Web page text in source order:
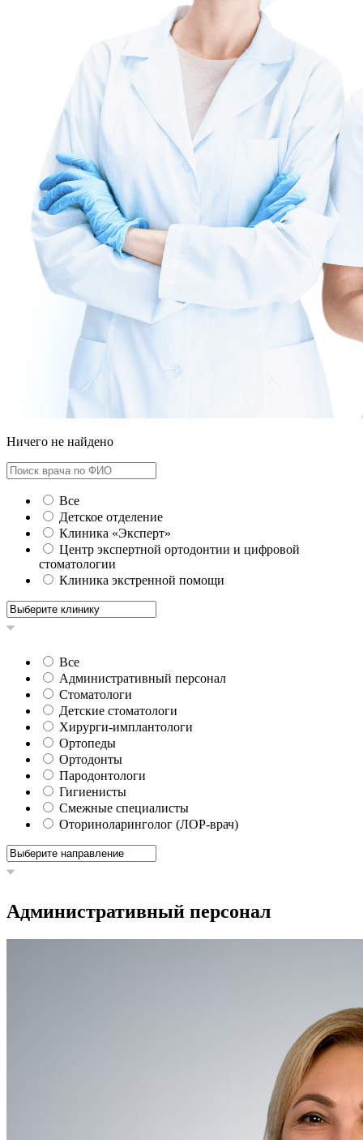
Ничего не найдено
Все
Детское отделение
Клиника «Эксперт»
Центр экспертной ортодонтии и цифровой
стоматологии
Клиника экстренной помощи
Все
Административный персонал
Стоматологи
Детские стоматологи
Хирурги-имплантологи
Ортопеды
Ортодонты
Пародонтологи
Гигиенисты
Смежные специалисты
Оториноларинголог (ЛОР-врач)
Административный персонал